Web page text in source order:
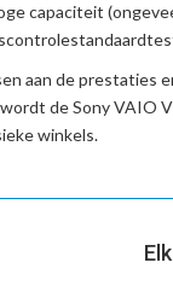
capaciteit
aan de prestaties
deSony VAIO
winkels.